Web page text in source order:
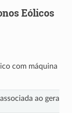
Eólicos
com máquina
ao